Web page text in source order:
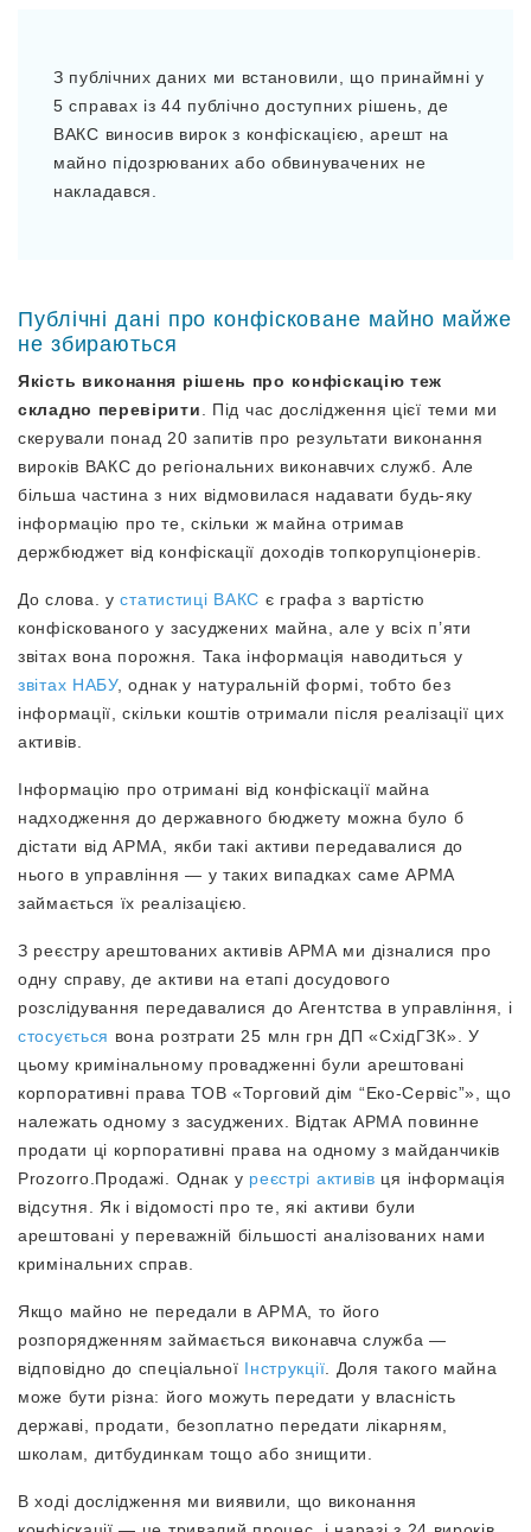
З публічних даних ми встановили, що принаймні у
5 справах із 44 публічно доступних рішень, де
ВАКС виносив вирок з конфіскацією, арешт на
майно підозрюваних або обвинувачених не
накладався.
Публічні дані про конфісковане майно майже
не збираються
Якість виконання рішень про конфіскацію теж
складно перевірити
. Під час дослідження цієї теми ми
скерували понад 20 запитів про результати виконання
вироків ВАКС до регіональних виконавчих служб. Але
більша частина з них відмовилася надавати будь-яку
інформацію про те, скільки ж майна отримав
держбюджет від конфіскації доходів топкорупціонерів.
До слова. устатистиці ВАКС є графа з вартістю
конфіскованого у засуджених майна, але у всіх п’яти
звітах вона порожня. Така інформація наводиться у
звітах НАБУ, однак у натуральній формі, тобто без
інформації, скільки коштів отримали після реалізації цих
активів.
Інформацію про отримані від конфіскації майна
надходження до державного бюджету можна було б
дістати від АРМА, якби такі активи передавалися до
нього в управління — у таких випадках саме АРМА
займається їх реалізацією.
З реєстру арештованих активів АРМА ми дізналися про
одну справу, де активи на етапі досудового
розслідування передавалися до Агентства в управління, і
стосується вона розтрати 25 млн грн ДП «СхідГЗК». У
цьому кримінальному провадженні були арештовані
корпоративні права ТОВ «Торговий дім “Еко-Сервіс”», що
належать одному з засуджених. Відтак АРМА повинне
продати ці корпоративні права на одному з майданчиків
Prozorro.Продажі. Однак у реєстрі активів ця інформація
відсутня. Як і відомості про те, які активи були
арештовані у переважній більшості аналізованих нами
кримінальних справ.
Якщо майно не передали в АРМА, то його
розпорядженням займається виконавча служба —
відповідно до спеціальної Інструкції . Доля такого майна
може бути різна: його можуть передати у власність
державі, продати, безоплатно передати лікарням,
школам, дитбудинкам тощо або знищити.
В ході дослідження ми виявили, що виконання